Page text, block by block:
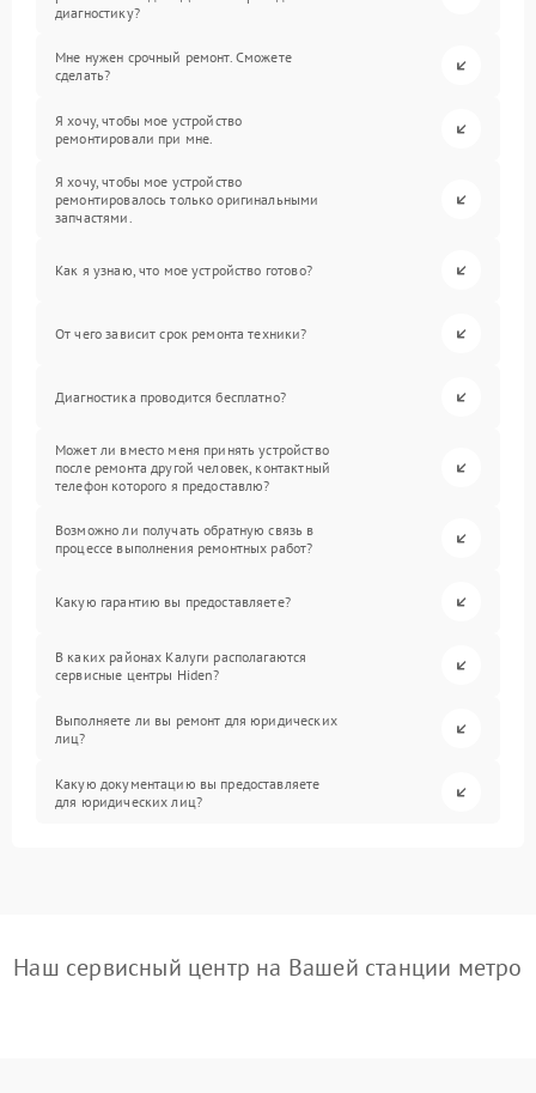
диагностику?
Мне нужен срочный ремонт. Сможете
сделать?
Я хочу, чтобы мое устройство
ремонтировали при мне.
Я хочу, чтобы мое устройство
ремонтировалось только оригинальными
запчастями.
Как я узнаю, что мое устройство готово?
От чего зависит срок ремонта техники?
Диагностика проводится бесплатно?
Может ли вместо меня принять устройство
после ремонта другой человек, контактный
телефон которого я предоставлю?
Возможно ли получать обратную связь в
процессе выполнения ремонтных работ?
Какую гарантию вы предоставляете?
В каких районах Калуги располагаются
сервисные центры Hiden?
Выполняете ли вы ремонт для юридических
лиц?
Какую документацию вы предоставляете
для юридических лиц?
Наш сервисный центр на Вашей станции метро